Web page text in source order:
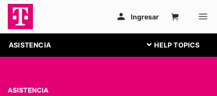
ASISTENCIA
ASISTENCIA